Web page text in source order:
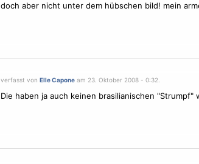
doch aber nicht unter dem hübschen bild! mein
verfasst von Elle Caponeam 23. Oktober 2008 - 0:32.
Die haben ja auch keinen brasilianischen "Strumpf"